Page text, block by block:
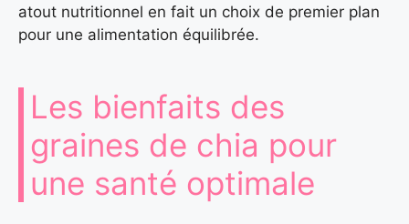
atout nutritionnel en fait un choix de premier plan
pour une alimentation équilibrée.
Les bienfaits des
graines de chia pour
une santé optimale